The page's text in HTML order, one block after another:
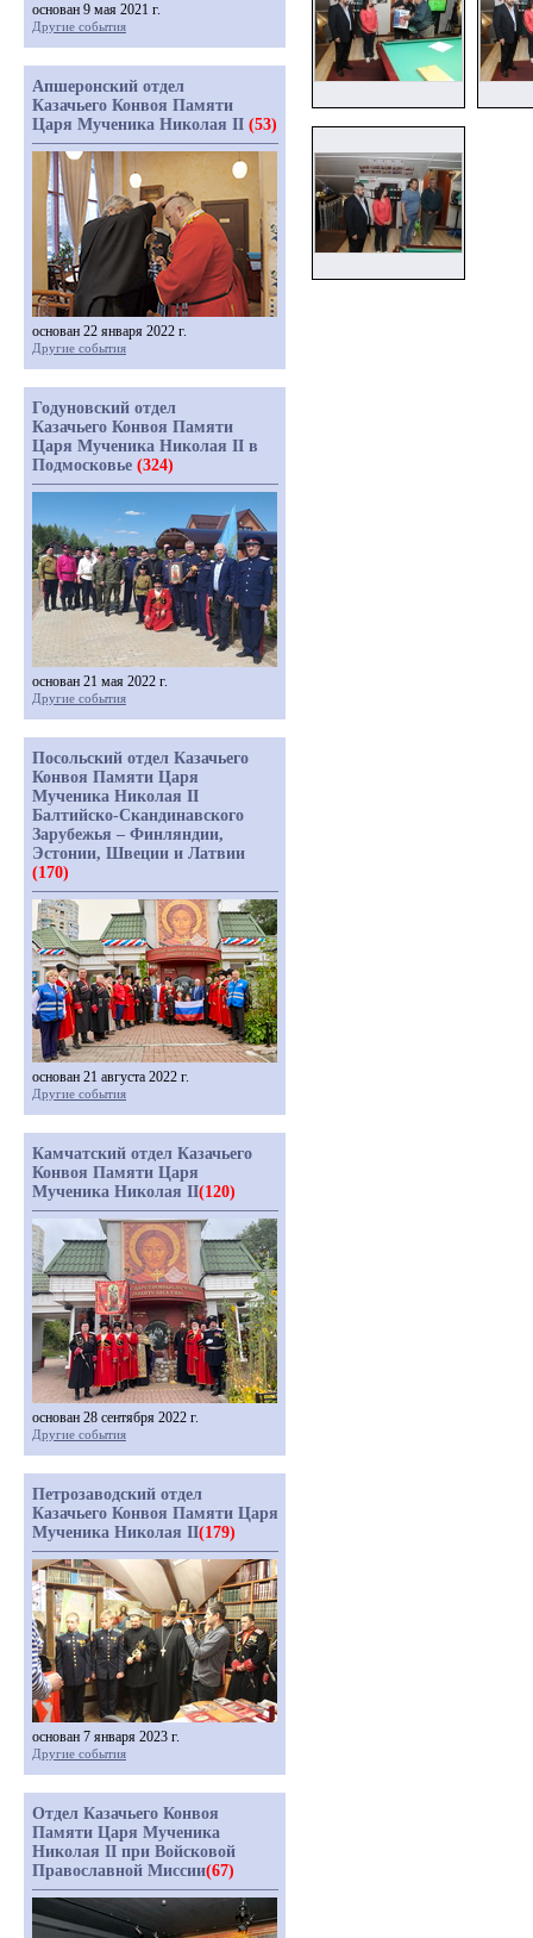
основан 9 мая 2021 г.
Другие события
Апшеронский отдел
Казачьего Конвоя Памяти
Царя Мученика Николая II (53)
основан 22 января 2022 г.
Другие события
Годуновский отдел
Казачьего Конвоя Памяти
Царя Мученика Николая II в
Подмосковье (324)
основан 21 мая 2022 г.
Другие события
Посольский отдел Казачьего
Конвоя Памяти Царя
Мученика Николая II
Балтийско-Скандинавского
Зарубежья – Финляндии,
Эстонии, Швеции и Латвии
(170)
основан 21 августа 2022 г.
Другие события
Камчатский отдел Казачьего
Конвоя Памяти Царя
Мученика Николая II(120)
основан 28 сентября 2022 г.
Другие события
Петрозаводский отдел
Казачьего Конвоя Памяти Царя
Мученика Николая II(179)
основан 7 января 2023 г.
Другие события
Отдел Казачьего Конвоя
Памяти Царя Мученика
Николая II при Войсковой
Православной Миссии(67)